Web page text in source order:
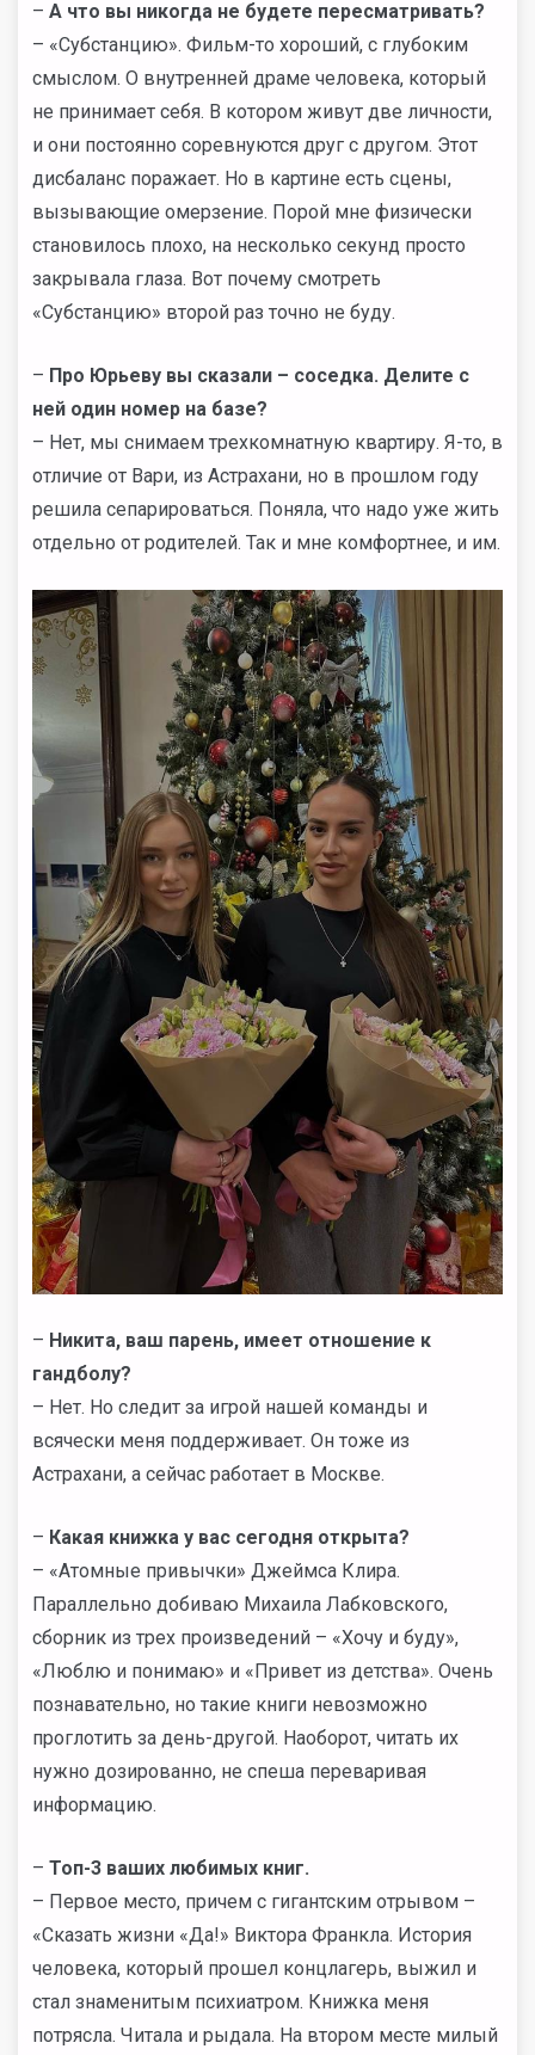
– А что вы никогда не будете пересматривать?
– «Субстанцию». Фильм-то хороший, с глубоким
смыслом. О внутренней драме человека, который
не принимает себя. В котором живут две личности,
и они постоянно соревнуются друг с другом. Этот
дисбаланс поражает. Но в картине есть сцены,
вызывающие омерзение. Порой мне физически
становилось плохо, на несколько секунд просто
закрывала глаза. Вот почему смотреть
«Субстанцию» второй раз точно не буду.
– Про Юрьеву вы сказали – соседка. Делите с
ней один номер на базе?
– Нет, мы снимаем трехкомнатную квартиру. Я-то, в
отличие от Вари, из Астрахани, но в прошлом году
решила сепарироваться. Поняла, что надо уже жить
отдельно от родителей. Так и мне комфортнее, и им.
– Никита, ваш парень, имеет отношение к
гандболу?
– Нет. Но следит за игрой нашей команды и
всячески меня поддерживает. Он тоже из
Астрахани, а сейчас работает в Москве.
– Какая книжка у вас сегодня открыта?
– «Атомные привычки» Джеймса Клира.
Параллельно добиваю Михаила Лабковского,
сборник из трех произведений – «Хочу и буду»,
«Люблю и понимаю» и «Привет из детства». Очень
познавательно, но такие книги невозможно
проглотить за день-другой. Наоборот, читать их
нужно дозированно, не спеша переваривая
информацию.
– Топ-3 ваших любимых книг.
– Первое место, причем с гигантским отрывом –
«Сказать жизни «Да!» Виктора Франкла. История
человека, который прошел концлагерь, выжил и
стал знаменитым психиатром. Книжка меня
потрясла. Читала и рыдала. На втором месте милый